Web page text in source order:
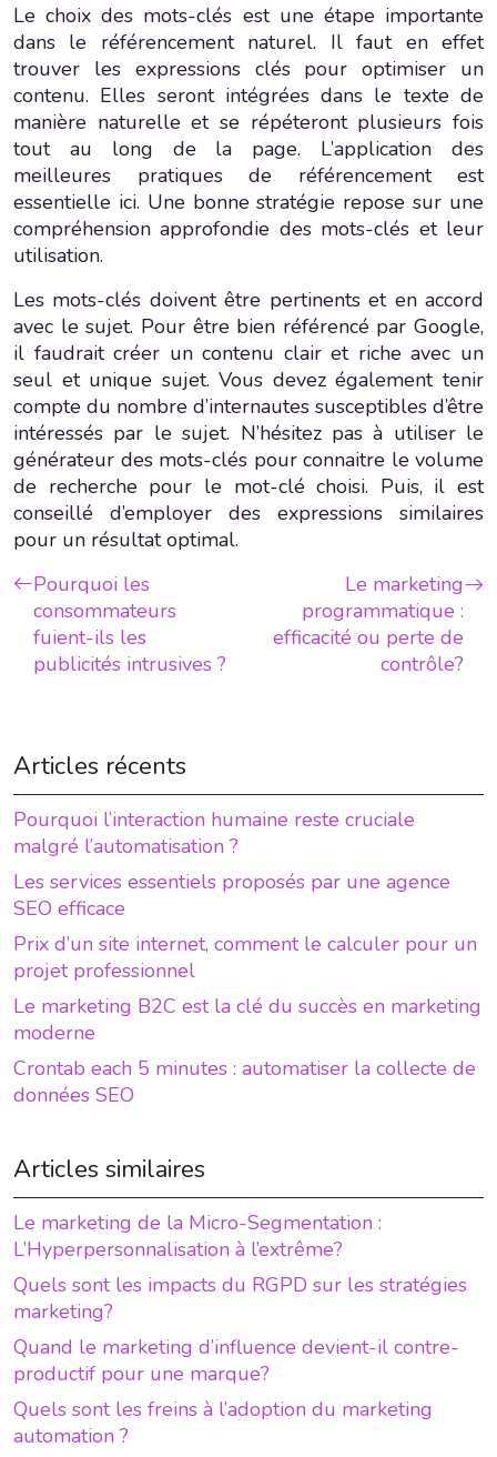
Le choix des mots-clés est une étape importante
dans le référencement naturel. Il faut en effet
trouver les expressions clés pour optimiser un
contenu. Elles seront intégrées dans le texte de
manière naturelle et se répéteront plusieurs fois
tout au long de la page. L’application des
meilleures pratiques de référencement est
essentielle ici. Une bonne stratégie repose sur une
compréhension approfondie des mots-clés et leur
utilisation.
Les mots-clés doivent être pertinents et en accord
avec le sujet. Pour être bien référencé par Google,
il faudrait créer un contenu clair et riche avec un
seul et unique sujet. Vous devez également tenir
compte du nombre d’internautes susceptibles d’être
intéressés par le sujet. N’hésitez pas à utiliser le
générateur des mots-clés pour connaitre le volume
de recherche pour le mot-clé choisi. Puis, il est
conseillé d’employer des expressions similaires
pour un résultat optimal.
Pourquoi les
consommateurs
fuient-ils les
publicités intrusives ?
Le marketing
programmatique :
efficacité ou perte de
contrôle?
Articles récents
Pourquoi l’interaction humaine reste cruciale
malgré l’automatisation ?
Les services essentiels proposés par une agence
SEO efficace
Prix d’un site internet, comment le calculer pour un
projet professionnel
Le marketing B2C est la clé du succès en marketing
moderne
Crontab each 5 minutes : automatiser la collecte de
données SEO
Articles similaires
Le marketing de la Micro-Segmentation :
L’Hyperpersonnalisation à l’extrême?
Quels sont les impacts du RGPD sur les stratégies
marketing?
Quand le marketing d’influence devient-il contre-
productif pour une marque?
Quels sont les freins à l’adoption du marketing
automation ?